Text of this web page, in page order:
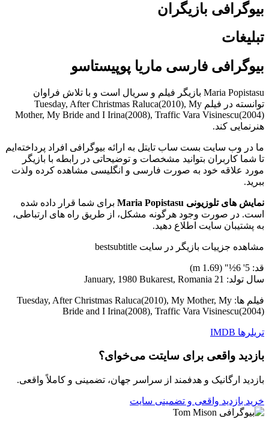
بیوگرافی بازیگران
تبلیغات
بیوگرافی فارسی ماریا پوپیستاسو
Maria Popistasu بازیگر فیلم و سریال است و با تلاش فراوان
توانسته در فیلم Tuesday, After Christmas Raluca(2010), My
Mother, My Bride and I Irina(2008), Traffic Vara Visinescu(2004)
هنرنمایی کند.
ما در وب سایت بست ساب تایتل به ارائه بیوگرافی افراد پرداخته‌ایم
تا شما کاربران بتوانید مشخصات و توضیحاتی در رابطه با بازیگر
مورد علاقه خود به صورت فارسی و انگلیسی مشاهده کرده ولذت
ببرید.
نمایش های تلوزیونی Maria Popistasu
برای شما قرار داده شده
است. در صورت وجود هرگونه مشکل، از طریق راه های ارتباطی،
به پشتیبان سایت اطلاع دهید.
مشاهده جزییات بازیگر در سایت bestsubtitle
قد: 5' 6½" (1.69 m)
سال تولد: 21 January, 1980 Bukarest, Romania
فیلم ها: Tuesday, After Christmas Raluca(2010), My Mother, My
Bride and I Irina(2008), Traffic Vara Visinescu(2004)
تریلرها IMDB
بازدید واقعی برای سایتت می‌خوای؟
بازدید ارگانیک و هدفمند از سراسر جهان، تضمینی و کاملاً واقعی.
خرید بازدید واقعی و تضمینی سایت